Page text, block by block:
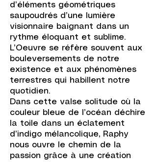
d’éléments géométriques
saupoudrés d’une lumière
visionnaire baignant dans un
rythme éloquant et sublime.
L’Oeuvre se réfère souvent aux
bouleversements de notre
existence et aux phénomènes
terrestres qui habillent notre
quotidien.
Dans cette valse solitude où la
couleur bleue de l’océan déchire
la toile dans un éclatement
d’indigo mélancolique, Raphy
nous ouvre le chemin de la
passion grâce à une création